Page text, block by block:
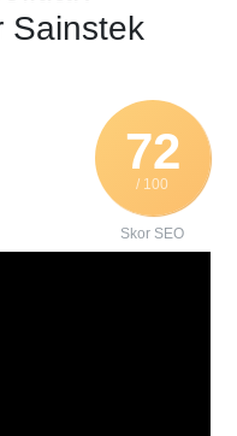
Sainstek
72
/ 100
Skor SEO